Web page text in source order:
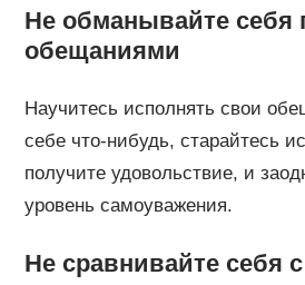
Не обманывайте себя
обещаниями
Научитесь исполнять свои
себе что-нибудь, старайтесь
получите удовольствие, и
уровень самоуважения.
Не сравнивайте себя